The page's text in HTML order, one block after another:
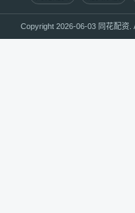
Copyright 2026-06-03 同花配资.